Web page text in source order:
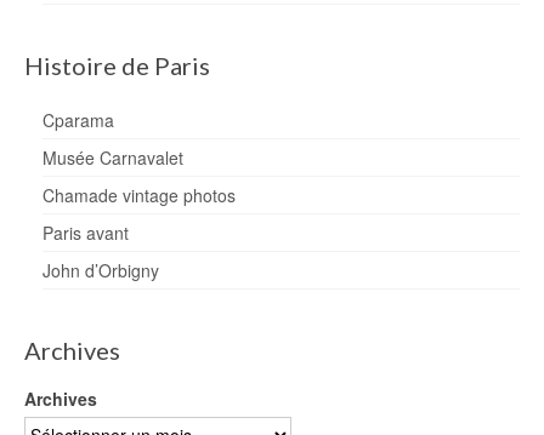
Histoire de Paris
Cparama
Musée Carnavalet
Chamade vintage photos
Paris avant
John d’Orbigny
Archives
Archives